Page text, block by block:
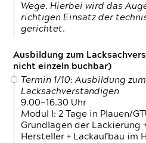
Wege. Hierbei wird das
richtigen Einsatz der
gerichtet.
Ausbildung zum
nicht einzeln buchbar)
Termin 1/10: Ausbildung zum
Lacksachverständigen
9.00—16.30 Uhr
Modul I: 2 Tage in Plauen/
Grundlagen der Lackierung
Hersteller + Lackaufbau im